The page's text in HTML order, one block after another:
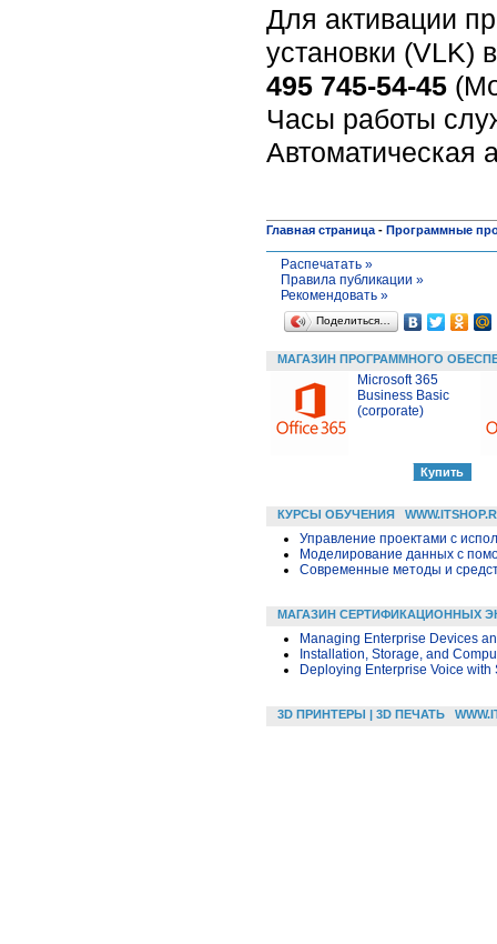
Для активации
установки (VLK)
495 745-54-45
Часы работы
Автоматическая
Главная страница - Программные
Распечатать »
Правила публикации »
Рекомендовать »
Поделиться…
МАГАЗИН ПРОГРАММНОГО
Microsoft 365
Business Basic
(corporate)
КУРСЫ ОБУЧЕНИЯ
Управление проектами с
Моделирование данных с
Современные методы и
МАГАЗИН СЕРТИФИКАЦИОННЫХ
Managing Enterprise Devices
Installation, Storage, and
Deploying Enterprise Voice with
3D ПРИНТЕРЫ | 3D ПЕЧАТЬ